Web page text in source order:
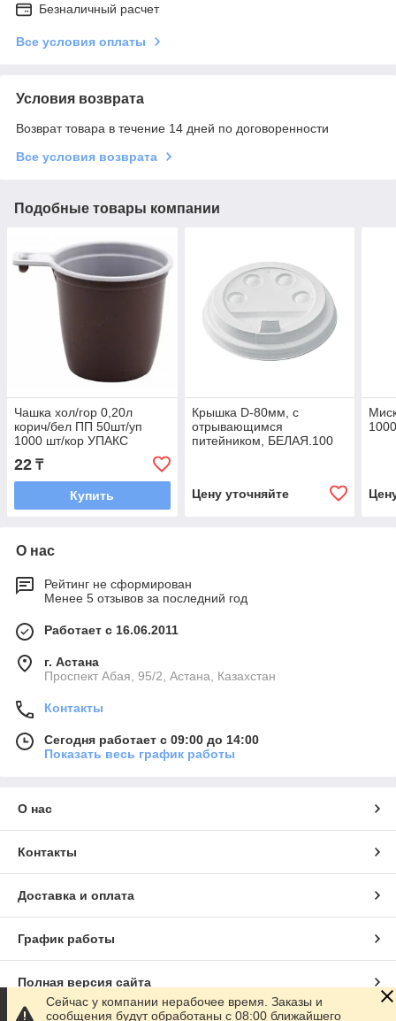
Безналичный расчет
Все условия оплаты
Условия возврата
Возврат товара в течение 14 дней по договоренности
Все условия возврата
Подобные товары компании
Чашка хол/гор 0,20л
корич/бел ПП 50шт/уп
1000 шт/кор УПАКС
22 ₸
Купить
Крышка D-80мм, с
отрывающимся
питейником, БЕЛАЯ.100
Цену уточняйте
О нас
Рейтинг не сформирован
Менее 5 отзывов за последний год
Работает с 16.06.2011
г. Астана
​Проспект Абая, 95/2, Астана, Казахстан
Контакты
Сегодня работает с 09:00 до 14:00
Показать весь график работы
О нас
Контакты
Доставка и оплата
График работы
Полная версия сайта
Сейчас у компании нерабочее время. Заказы и
сообщения будут обработаны с 08:00 ближайшего